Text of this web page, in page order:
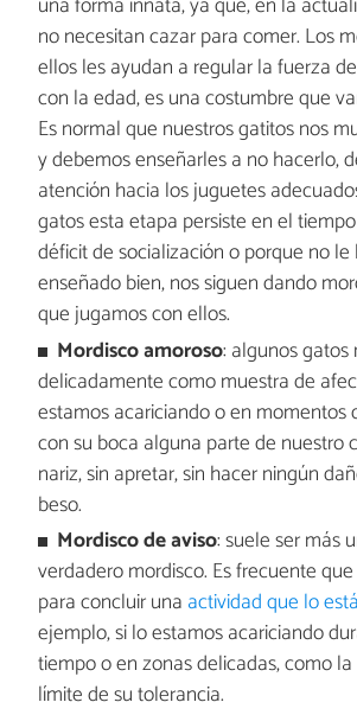
no necesitan cazar para comer. Los
ellos les ayudan a regular la fuerza
con la edad, es una costumbre que
Es normal que nuestros gatitos nos
y debemos enseñarles a no hacerlo,
atención hacia los juguetes
gatos esta etapa persiste en el
déficit de socialización o porque no
enseñado bien, nos siguen dando
que jugamos con ellos.
Mordisco amoroso: algunos
delicadamente como muestra de
estamos acariciando o en momentos
con su boca alguna parte de nuestro
nariz, sin apretar, sin hacer ningún
beso.
Mordisco de aviso: suele ser más
verdadero mordisco. Es frecuente
para concluir una actividad que lo
ejemplo, si lo estamos acariciando
tiempo o en zonas delicadas, como la
límite de su tolerancia.